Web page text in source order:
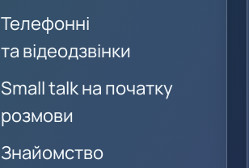
Телефонні
та відеодзвінки
Small talk на початку
розмови
Знайомство